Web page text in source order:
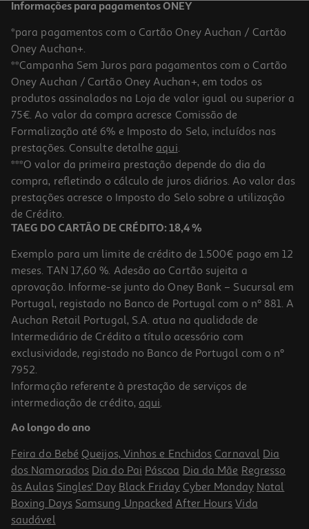
4.2
Néctar Auchan Tutti Frutti 3x200ml
1.58 €/Lt
0,95 €
-18%
Nectar Compal Clássico Tutti-Frutti 0.30l
2.43 €/Lt
0,73 €
Promoção
Informações para pagamentos ONEY
*para pagamentos com o Cartão Oney Auchan / Cartão
Oney Auchan+.
**Campanha Sem Juros para pagamentos com o Cartão
Oney Auchan / Cartão Oney Auchan+, em todos os
produtos assinalados na Loja de valor igual ou superior a
75€. Ao valor da compra acresce Comissão de
Formalização até 6% e Imposto do Selo, incluídos nas
prestações. Consulte detalhe aqui.
***O valor da primeira prestação depende do dia da
compra, refletindo o cálculo de juros diários. Ao valor das
prestações acresce o Imposto do Selo sobre a utilização
de Crédito.
TAEG DO CARTÃO DE CRÉDITO: 18,4 %
Exemplo para um limite de crédito de 1.500€ pago em 12
meses. TAN 17,60 %. Adesão ao Cartão sujeita a
aprovação. Informe-se junto do Oney Bank – Sucursal em
Portugal, registado no Banco de Portugal com o nº 881. A
Auchan Retail Portugal, S.A. atua na qualidade de
Intermediário de Crédito a título acessório com
exclusividade, registado no Banco de Portugal com o nº
7952.
Informação referente à prestação de serviços de
intermediação de crédito, aqui.
Ao longo do ano
Feira do Bebé Queijos, Vinhos e Enchidos Carnaval Dia
dos Namorados Dia do Pai Páscoa Dia da Mãe Regresso
às Aulas Singles' Day Black Friday Cyber Monday Natal
Boxing Days Samsung Unpacked After Hours Vida
saudável